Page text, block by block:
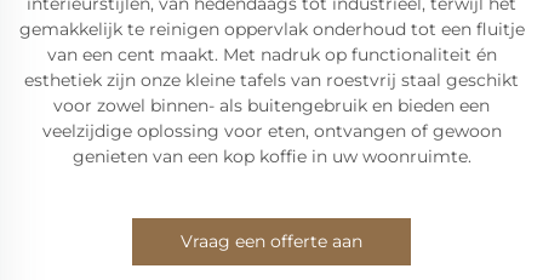
gemakkelijk te reinigen oppervlak onderhoud tot een fluitje
van een cent maakt. Met nadruk op functionaliteit én
esthetiek zijn onze kleine tafels van roestvrij staal geschikt
voor zowel binnen- als buitengebruik en bieden een
veelzijdige oplossing voor eten, ontvangen of gewoon
genieten van een kop koffie in uw woonruimte.
Vraag een offerte aan